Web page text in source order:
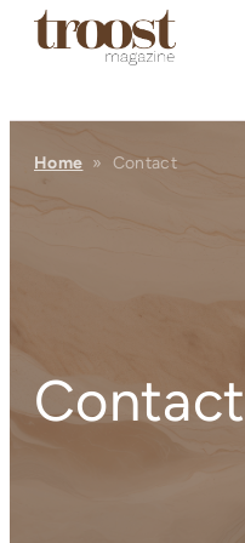
Home » Contact
Contact